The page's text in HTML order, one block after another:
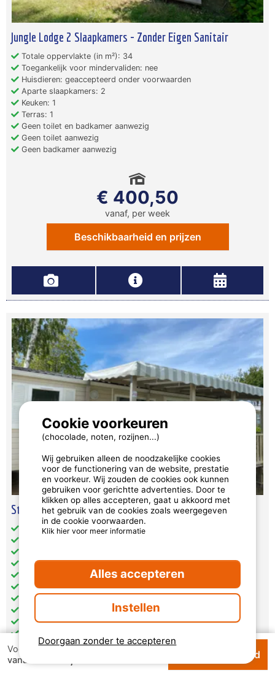
Voor 1 week
vanaf Beschikbhaarheid
Jungle Lodge 2 Slaapkamers - Zonder Eigen Sanitair
Totale oppervlakte (in m²): 34
Toegankelijk voor mindervaliden: nee
Huisdieren: geaccepteerd onder voorwaarden
Aparte slaapkamers: 2
Keuken: 1
Terras: 1
Geen toilet en badkamer aanwezig
Geen toilet aanwezig
Geen badkamer aanwezig
€ 400,50
vanaf, per week
Beschikbaarheid en prijzen
Stacaravan Standard 3 Slaapkamers - Tv
Totale oppervlakte (in m²): 35
Aparte slaapkamers: 3
Slaapplaatsen buiten slaapkamers: 1
Keuken: 1
Badkamer: 1
Verwarming
Doorgaan zonder te accepteren
Cookie voorkeuren
(chocolade, noten, rozijnen...)
Wij gebruiken alleen de noodzakelijke cookies
voor de functionering van de website, prestatie
en voorkeur. Wij zouden de cookies ook kunnen
gebruiken voor gerichtte advertenties. Door te
klikken op alles accepteren, gaat u akkoord met
het gebruik van de cookies zoals weergegeven
in de cookie voorwaarden.
Klik hier voor meer informatie
Alles accepteren
Instellen